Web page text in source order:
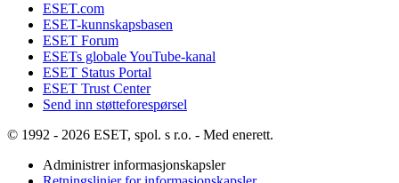
ESET.com
ESET-kunnskapsbasen
ESET Forum
ESETs globale YouTube-kanal
ESET Status Portal
ESET Trust Center
Send inn støtteforespørsel
© 1992 - 2026 ESET, spol. s r.o. - Med enerett.
Administrer informasjonskapsler